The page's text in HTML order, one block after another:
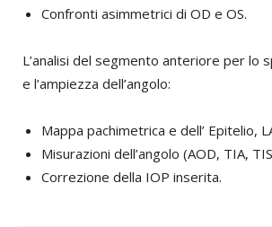
Confronti asimmetrici di OD e OS.
L’analisi del segmento anteriore per lo
e l’ampiezza dell’angolo:
Mappa pachimetrica e dell’ Epitelio,
Misurazioni dell’angolo (AOD, TIA,
Correzione della IOP inserita.